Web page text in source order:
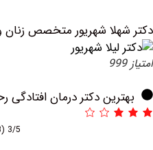
شهریور متخصص زنان و زایمان
دکتر درمان افتادگی رحم یزد